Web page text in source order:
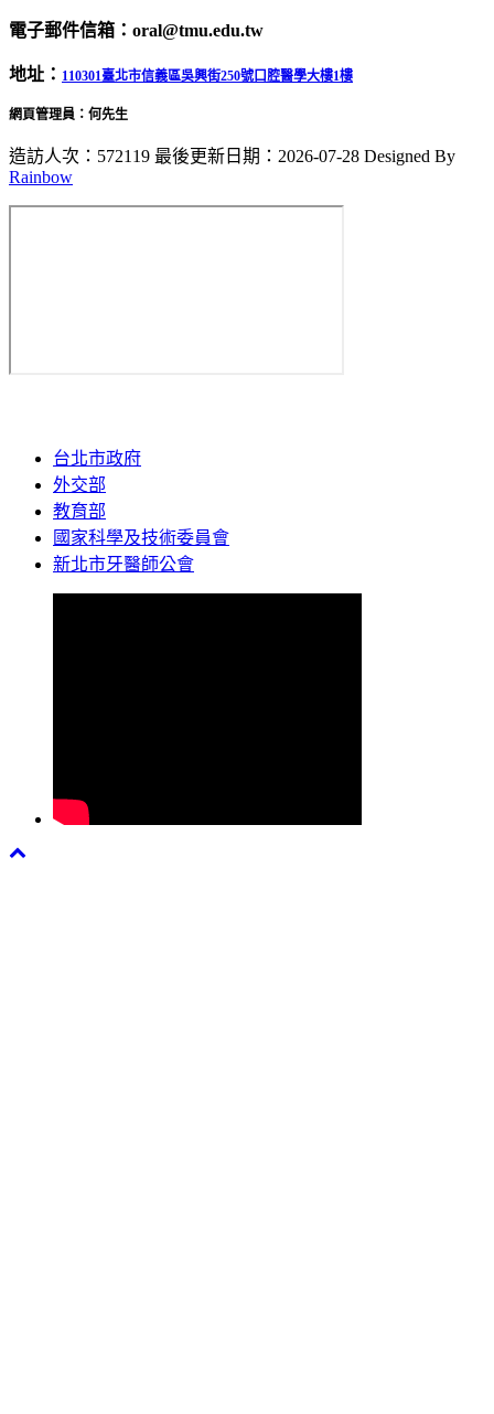
電子郵件信箱：oral@tmu.edu.tw
地址： 110301臺北市信義區吳興街250號口腔醫學大樓1樓
網頁管理員：何先生
造訪人次：572119 最後更新日期：2026-07-28 Designed By
Rainbow
台北市政府
外交部
教育部
國家科學及技術委員會
新北市牙醫師公會